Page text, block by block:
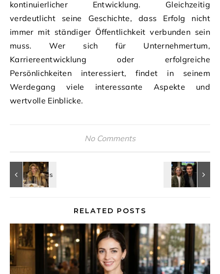
kontinuierlicher Entwicklung. Gleichzeitig
verdeutlicht seine Geschichte, dass Erfolg nicht
immer mit ständiger Öffentlichkeit verbunden sein
muss. Wer sich für Unternehmertum,
Karriereentwicklung oder erfolgreiche
Persönlichkeiten interessiert, findet in seinem
Werdegang viele interessante Aspekte und
wertvolle Einblicke.
No Comments
RELATED POSTS